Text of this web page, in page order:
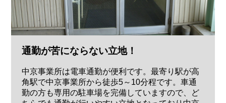
通勤が苦にならない立地！
中京事業所は電車通勤が便利です。最寄り駅が高
角駅で中京事業所から徒歩5～10分程です。車通
勤の方も専用の駐車場を完備していますので、ど